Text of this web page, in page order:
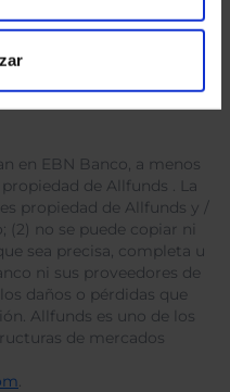
en EBN Banco, a menos
de Allfunds . La
propiedad de Allfunds y /
(2) no se puede copiar ni
sea precisa, completa u
ni sus proveedores de
daños o pérdidas que
Allfunds es uno de los
de mercados
.